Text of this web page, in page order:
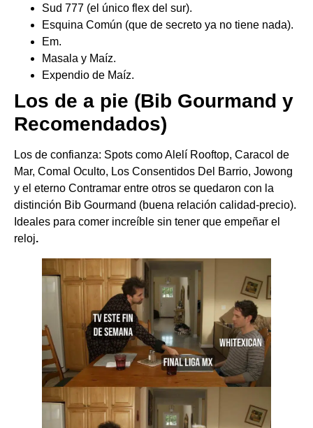
Sud 777 (el único flex del sur).
Esquina Común (que de secreto ya no tiene nada).
Em.
Masala y Maíz.
Expendio de Maíz.
​Los de a pie (Bib Gourmand y
Recomendados)
​Los de confianza: Spots como Alelí Rooftop, Caracol de
Mar, Comal Oculto, Los Consentidos Del Barrio, Jowong
y el eterno Contramar entre otros se quedaron con la
distinción Bib Gourmand (buena relación calidad-precio).
Ideales para comer increíble sin tener que empeñar el
reloj.